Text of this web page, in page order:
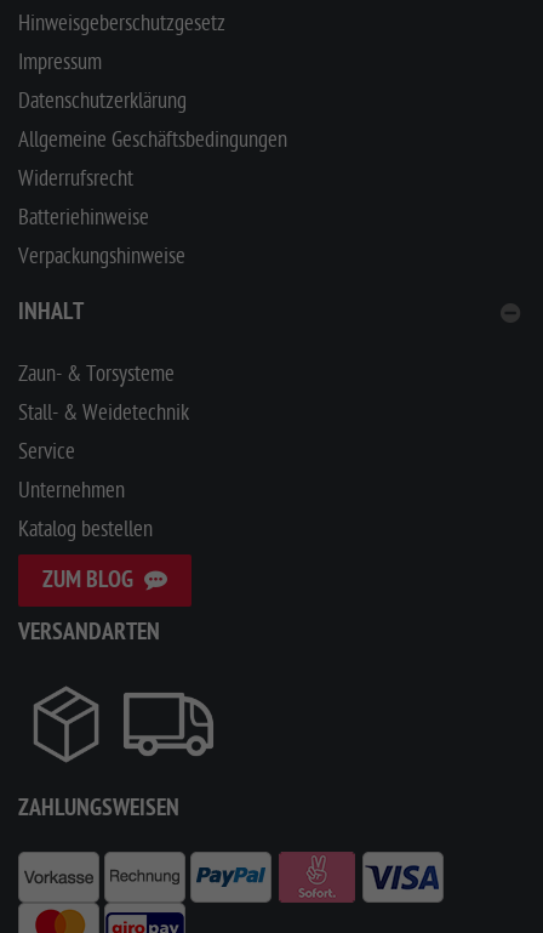
Hinweisgeberschutzgesetz
Impressum
Datenschutzerklärung
Allgemeine Geschäftsbedingungen
Widerrufsrecht
Batteriehinweise
Verpackungshinweise
INHALT
Zaun- & Torsysteme
Stall- & Weidetechnik
Service
Unternehmen
Katalog bestellen
ZUM BLOG
VERSANDARTEN
ZAHLUNGSWEISEN